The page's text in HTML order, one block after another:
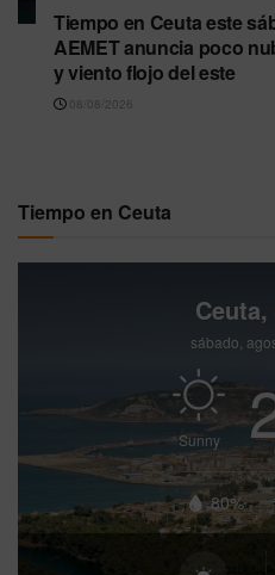
Tiempo en Ceuta este
AEMET anuncia poco
y viento flojo del este
08/08/2026
Tiempo en Ceuta
sábado,
Sunny
80%